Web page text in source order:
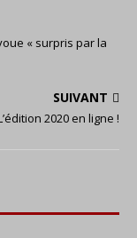
« surpris par la
SUIVANT
2020 en ligne !